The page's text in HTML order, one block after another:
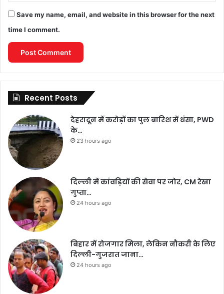
Save my name, email, and website in this browser for the next
time I comment.
Recent Posts
देहरादून में करोड़ों का पुल बारिश में धंसा, PWD
के…
23 hours ago
दिल्ली में कांवड़ियों की सेवा पर जोर, CM रेखा
गुप्ता…
24 hours ago
बिहार में रोजगार मिला, लेकिन नौकरी के लिए
दिल्ली-गुजरात जाना…
24 hours ago